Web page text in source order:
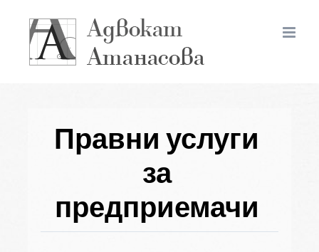
Правни услуги
за
предприемачи